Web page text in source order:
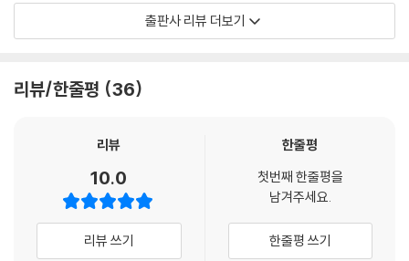
과 그림도 곱디곱다. “웡이자랑 웡이자랑 우리 아기 자는 소리” “이어도 방
애 이어도 방애” “엉허어야디야” 제주 고유의 자장가와 멸치잡이 노래, 연
람들의 생활 모습을 세밀하게 옮겨놓은 그림은 꿈결 같다. 페이지 페이지
제 몫의 삶을 이어가던 사람들은 이제 그곳에 없다. “너 빨갱이지? 폭도들
어디 숨겼어?” 하루아침에 평화로운 마을에 거칠고 무참한 군홧발이 들이
닥쳤던 것이다. 현재 곤을동 터에 남은 표석에는 이런 글이 남겨져 있다.
“초가집 굴묵 연기와 멜 후리는 소리는 간데없고 억울한 망자의 원혼만 구
출판사 리뷰 더보기
리뷰/한줄평 36
리뷰
10.0
리뷰 쓰기
한줄평
첫번째 한줄평을
남겨주세요.
한줄평 쓰기